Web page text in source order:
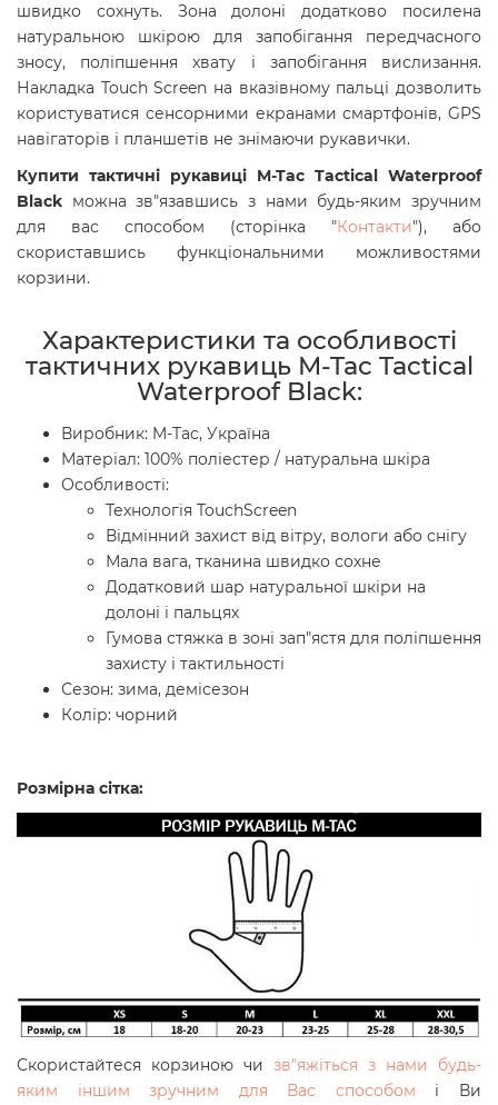
швидко сохнуть. Зона долоні додатково посилена
натуральною шкірою для запобігання передчасного
зносу, поліпшення хвату і запобігання вислизання.
Накладка Touch Screen на вказівному пальці дозволить
користуватися сенсорними екранами смартфонів, GPS
навігаторів і планшетів не знімаючи рукавички.
Купити тактичні рукавиці M-Tac Tactical Waterproof
Black можна зв"язавшись з нами будь-яким зручним
для вас способом (сторінка "Контакти"), або
скориставшись функціональними можливостями
корзини.
Характеристики та особливості
тактичних рукавиць M-Tac Tactical
Waterproof Black:
Виробник: M-Tac, Україна
Матеріал: 100% поліестер / натуральна шкіра
Особливості:
Технологія TouchScreen
Відмінний захист від вітру, вологи або снігу
Мала вага, тканина швидко сохне
Додатковий шар натуральної шкіри на
долоні і пальцях
Гумова стяжка в зоні зап"ястя для поліпшення
захисту і тактильності
Сезон: зима, демісезон
Колір: чорний
Розмірна сітка:
Скористайтеся корзиною чи зв"яжіться з нами будь-
яким іншим зручним для Вас способом і Ви